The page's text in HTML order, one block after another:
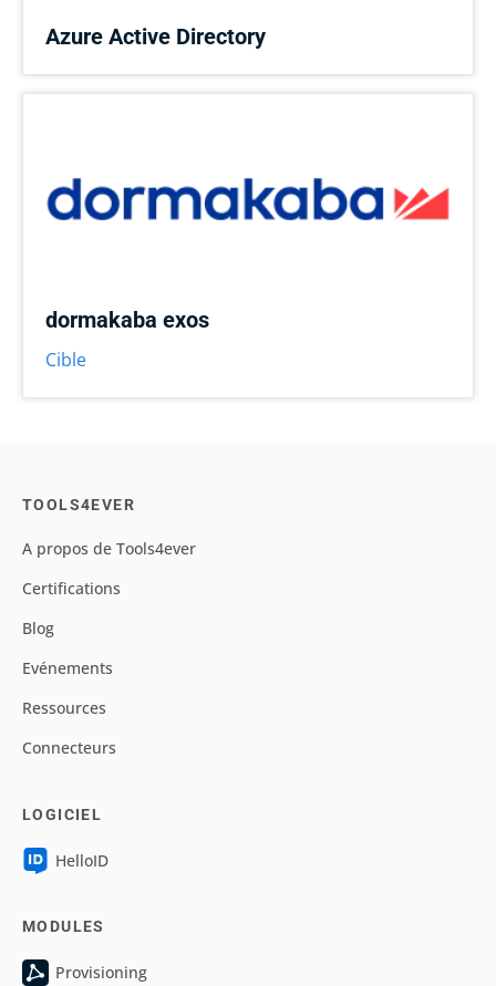
Azure Active Directory
dormakaba exos
Cible
TOOLS4EVER
A propos de Tools4ever
Certifications
Blog
Evénements
Ressources
Connecteurs
LOGICIEL
HelloID
MODULES
Provisioning